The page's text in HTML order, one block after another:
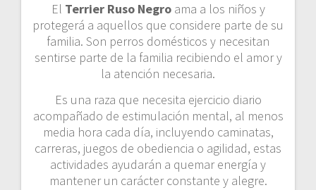
El Terrier Ruso Negro ama a los niños y
protegerá a aquellos que considere parte de su
familia. Son perros domésticos y necesitan
sentirse parte de la familia recibiendo el amor y
la atención necesaria.
Es una raza que necesita ejercicio diario
acompañado de estimulación mental, al menos
media hora cada día, incluyendo caminatas,
carreras, juegos de obediencia o agilidad, estas
actividades ayudarán a quemar energía y
mantener un carácter constante y alegre.